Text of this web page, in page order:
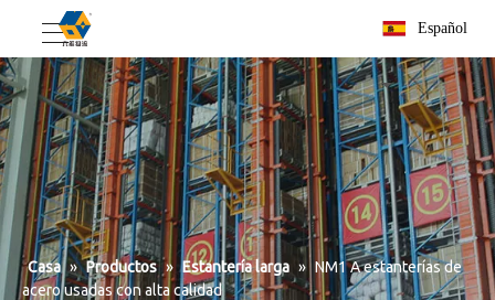
Español
Casa » Productos » Estantería larga » NM1 A estanterías de
acero usadas con alta calidad